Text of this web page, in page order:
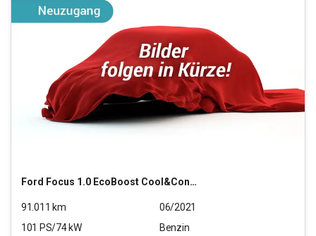
Ford Focus 1.0 EcoBoost Cool&Connect S/S (E 6d-T)
91.011 km
06/2021
101 PS/74kW
Benzin